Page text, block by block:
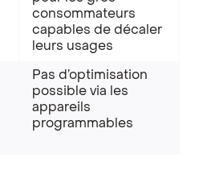
consommateurs
capables de décaler
leurs usages
Pas d’optimisation
possible via les
appareils
programmables